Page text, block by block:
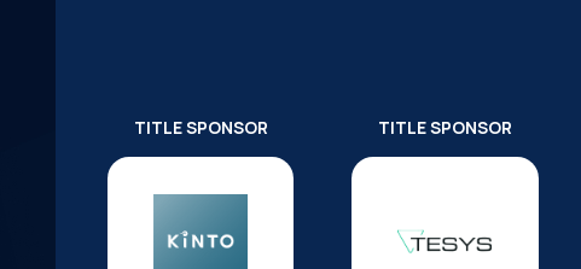
TITLE SPONSOR TITLE SPONSOR